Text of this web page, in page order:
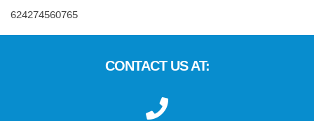
624274560765
CONTACT US AT: